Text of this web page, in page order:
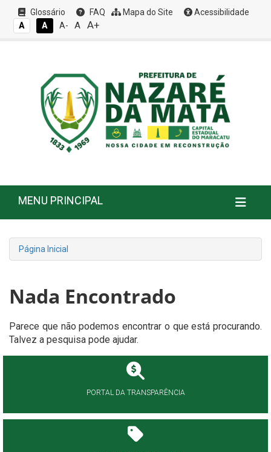
Glossário FAQ Mapa do Site
Acessibilidade
A
A A- A A+
MENU PRINCIPAL
Página Inicial
Nada Encontrado
Parece que não podemos encontrar o que está procurando.
Talvez a pesquisa pode ajudar.
PORTAL DA TRANSPARÊNCIA